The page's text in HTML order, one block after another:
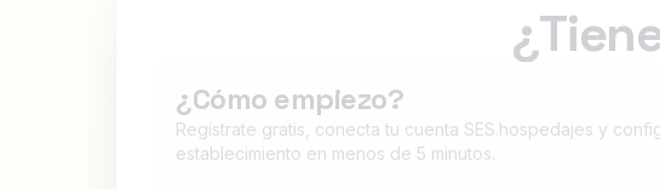
¿Cómo empiezo?
Regístrate gratis, conecta tu cuenta SES.hospedajes y
establecimiento en menos de 5 minutos.